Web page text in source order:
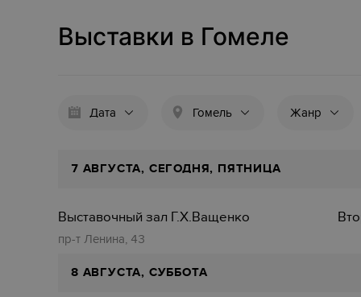
Выставки в Гомеле
Дата Гомель Жанр
7 АВГУСТА, СЕГОДНЯ, ПЯТНИЦА
Выставочный зал Г.Х.Ващенко
пр-т Ленина, 43
8 АВГУСТА, СУББОТА